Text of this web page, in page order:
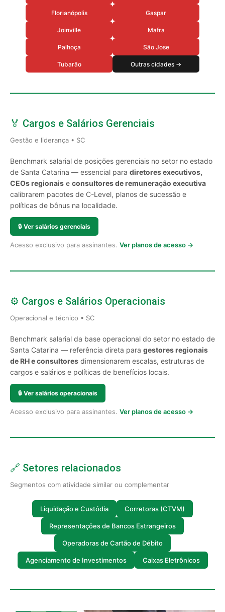
Florianópolis Gaspar
Joinville Mafra
Palhoça São Jose
Tubarão Outras cidades →
🏅 Cargos e Salários Gerenciais
Gestão e liderança • SC
Benchmark salarial de posições gerenciais no setor no estado
de Santa Catarina — essencial para diretores executivos,
CEOs regionais e consultores de remuneração executiva
calibrarem pacotes de C-Level, planos de sucessão e
políticas de bônus na localidade.
🔒 Ver salários gerenciais
Acesso exclusivo para assinantes. Ver planos de acesso →
⚙️ Cargos e Salários Operacionais
Operacional e técnico • SC
Benchmark salarial da base operacional do setor no estado de
Santa Catarina — referência direta para gestores regionais
de RH e consultores dimensionarem escalas, estruturas de
cargos e salários e políticas de benefícios locais.
🔒 Ver salários operacionais
Acesso exclusivo para assinantes. Ver planos de acesso →
🔗 Setores relacionados
Segmentos com atividade similar ou complementar
Liquidação e Custódia Corretoras (CTVM)
Representações de Bancos Estrangeiros
Operadoras de Cartão de Débito
Agenciamento de Investimentos Caixas Eletrônicos